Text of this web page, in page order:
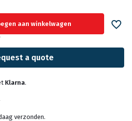
aan winkelwagen
a quote
Klarna.
verzonden.